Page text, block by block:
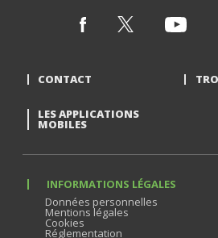
CONTACT
LES APPLICATIONS
MOBILES
INFORMATIONS LÉGALES
Données personnelles
Mentions légales
Cookies
Réglementation